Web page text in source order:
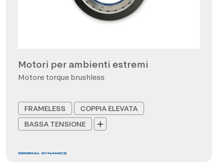
Motori per ambienti estremi
Motore torque brushless
FRAMELESS
COPPIA ELEVATA
BASSA TENSIONE